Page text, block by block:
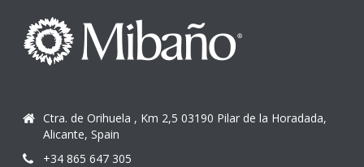
Ctra. de Orihuela , Km 2,5 03190 Pilar de la Horadada,
Alicante, Spain
+34 865 647 305